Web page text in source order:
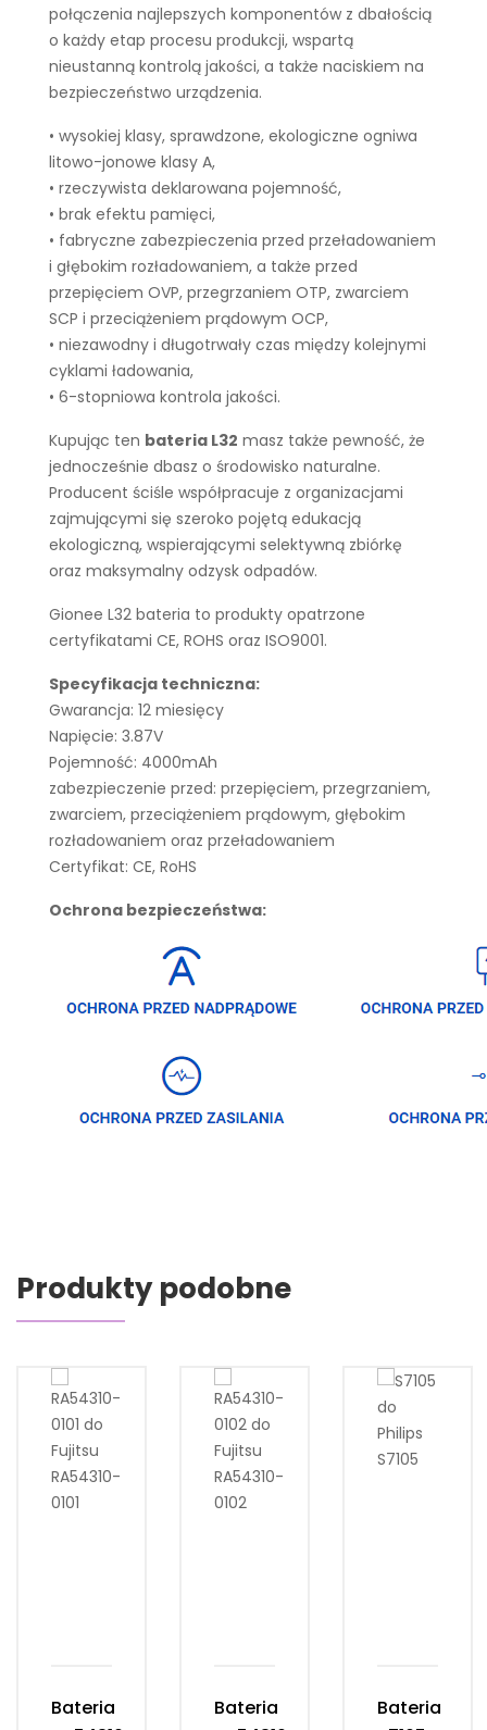
połączenia najlepszych komponentów z dbałością
o każdy etap procesu produkcji, wspartą
nieustanną kontrolą jakości, a także naciskiem na
bezpieczeństwo urządzenia.
• wysokiej klasy, sprawdzone, ekologiczne ogniwa
litowo-jonowe klasy A,
• rzeczywista deklarowana pojemność,
• brak efektu pamięci,
• fabryczne zabezpieczenia przed przeładowaniem
i głębokim rozładowaniem, a także przed
przepięciem OVP, przegrzaniem OTP, zwarciem
SCP i przeciążeniem prądowym OCP,
• niezawodny i długotrwały czas między kolejnymi
cyklami ładowania,
• 6-stopniowa kontrola jakości.
Kupując ten bateria L32 masz także pewność, że
jednocześnie dbasz o środowisko naturalne.
Producent ściśle współpracuje z organizacjami
zajmującymi się szeroko pojętą edukacją
ekologiczną, wspierającymi selektywną zbiórkę
oraz maksymalny odzysk odpadów.
Gionee L32 bateria to produkty opatrzone
certyfikatami CE, ROHS oraz ISO9001.
Specyfikacja techniczna:
Gwarancja: 12 miesięcy
Napięcie: 3.87V
Pojemność: 4000mAh
zabezpieczenie przed: przepięciem, przegrzaniem,
zwarciem, przeciążeniem prądowym, głębokim
rozładowaniem oraz przeładowaniem
Certyfikat: CE, RoHS
Ochrona bezpieczeństwa:
Produkty podobne
Bateria
Bateria
Bateria